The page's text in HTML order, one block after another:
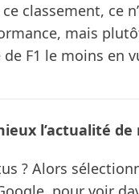
ce classement, ce
mais
F1 le moins en
l’actualité de
? Alors